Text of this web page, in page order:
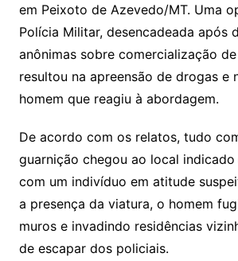
em Peixoto de Azevedo/MT. Uma
Polícia Militar, desencadeada após
anônimas sobre comercialização
resultou na apreensão de drogas e
homem que reagiu à abordagem.
De acordo com os relatos, tudo
guarnição chegou ao local indicado
com um indivíduo em atitude
a presença da viatura, o homem
muros e invadindo residências
de escapar dos policiais.